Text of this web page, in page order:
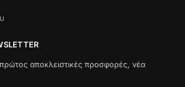
αποκλειστικές προσφορές, νέα